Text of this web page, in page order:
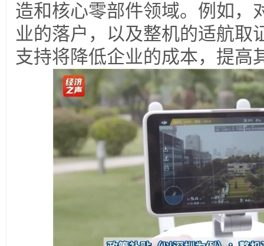
造和核心零部件领域。例如，
业的落户，以及整机的适航取
支持将降低企业的成本，提高